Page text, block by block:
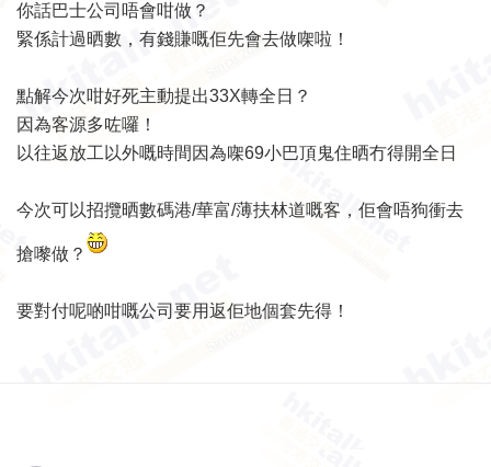
你話巴士公司唔會咁做？
緊係計過晒數，有錢賺嘅佢先會去做㗎啦！
點解今次咁好死主動提出33X轉全日？
因為客源多咗囉！
以往返放工以外嘅時間因為㗎69小巴頂鬼住晒冇得開全日
今次可以招攬晒數碼港/華富/薄扶林道嘅客，佢會唔狗衝去
搶嚟做？
要對付呢啲咁嘅公司要用返佢地個套先得！